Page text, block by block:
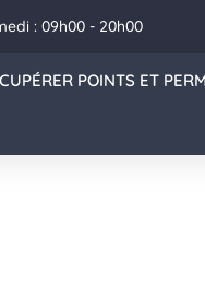
: 09h00 - 20h00
POINTS ET